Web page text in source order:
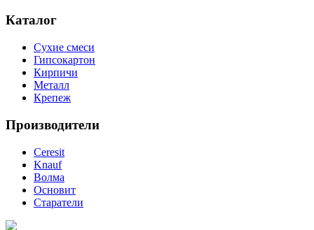
Каталог
Сухие смеси
Гипсокартон
Кирпичи
Металл
Крепеж
Производители
Ceresit
Knauf
Волма
Основит
Старатели